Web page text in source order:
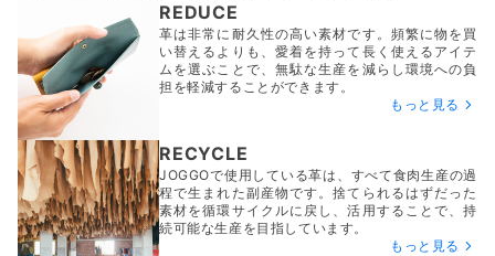
REDUCE
革は非常に耐久性の高い素材です。頻繁に物を買
い替えるよりも、愛着を持って長く使えるアイテ
ムを選ぶことで、無駄な生産を減らし環境への負
担を軽減することができます。
もっと見る
RECYCLE
JOGGOで使用している革は、すべて食肉生産の過
程で生まれた副産物です。捨てられるはずだった
素材を循環サイクルに戻し、活用することで、持
続可能な生産を目指しています。
もっと見る